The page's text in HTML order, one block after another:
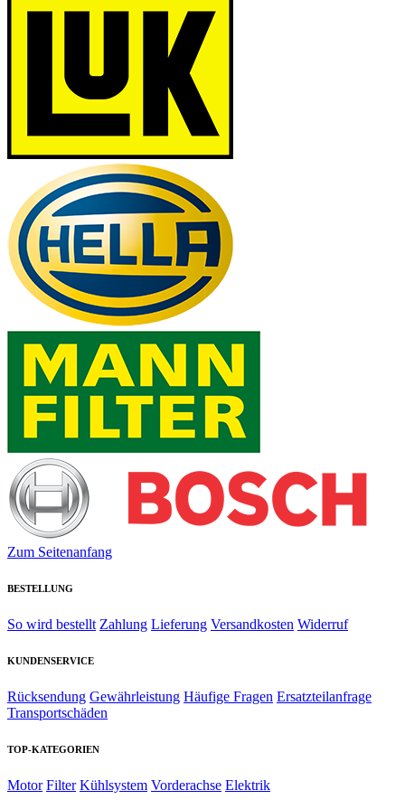
Zum Seitenanfang
BESTELLUNG
So wird bestellt Zahlung Lieferung Versandkosten Widerruf
KUNDENSERVICE
Rücksendung Gewährleistung Häufige Fragen Ersatzteilanfrage
Transportschäden
TOP-KATEGORIEN
Motor Filter Kühlsystem Vorderachse Elektrik